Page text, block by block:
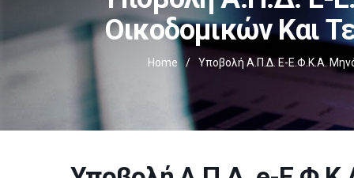
Οικοδομικών Και
Home / Υποβολή Α.Π.Δ. E-Ε.Φ.Κ.Α.